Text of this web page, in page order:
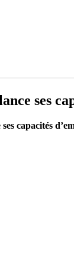
ses
capacités